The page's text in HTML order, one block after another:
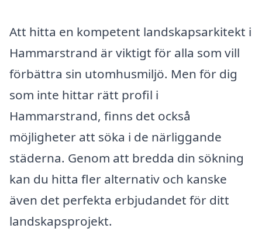
Att hitta en kompetent landskapsarkitekt i
Hammarstrand är viktigt för alla som vill
förbättra sin utomhusmiljö. Men för dig
som inte hittar rätt profil i
Hammarstrand, finns det också
möjligheter att söka i de närliggande
städerna. Genom att bredda din sökning
kan du hitta fler alternativ och kanske
även det perfekta erbjudandet för ditt
landskapsprojekt.